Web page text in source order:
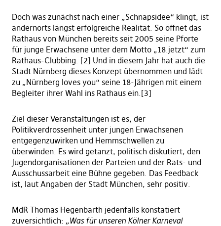
Doch was zunächst nach einer „Schnapsidee“ klingt, ist
andernorts längst erfolgreiche Realität. So öffnet das
Rathaus von München bereits seit 2005 seine Pforte
für junge Erwachsene unter dem Motto „18.jetzt“ zum
Rathaus-Clubbing. [2] Und in diesem Jahr hat auch die
Stadt Nürnberg dieses Konzept übernommen und lädt
zu „Nürnberg loves you“ seine 18-Jährigen mit einem
Begleiter ihrer Wahl ins Rathaus ein.[3]
Ziel dieser Veranstaltungen ist es, der
Politikverdrossenheit unter jungen Erwachsenen
entgegenzuwirken und Hemmschwellen zu
überwinden. Es wird getanzt, politisch diskutiert, den
Jugendorganisationen der Parteien und der Rats- und
Ausschussarbeit eine Bühne gegeben. Das Feedback
ist, laut Angaben der Stadt München, sehr positiv.
MdR Thomas Hegenbarth jedenfalls konstatiert
zuversichtlich: „Was für unseren Kölner Karneval